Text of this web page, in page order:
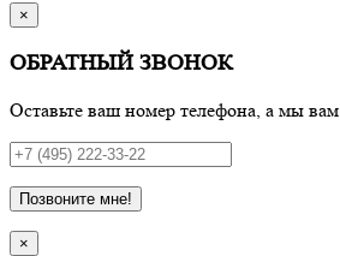
×
ОБРАТНЫЙ ЗВОНОК
Оставьте ваш номер телефона, а мы
Позвоните мне!
×